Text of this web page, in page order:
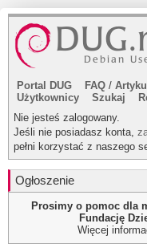
Portal DUG FAQ /
Użytkownicy
Szukaj
Nie jesteś zalogowany.
Jeśli nie posiadasz konta,
pełni korzystać z naszego
Ogłoszenie
Prosimy o pomoc dla
Fundację
Więcej